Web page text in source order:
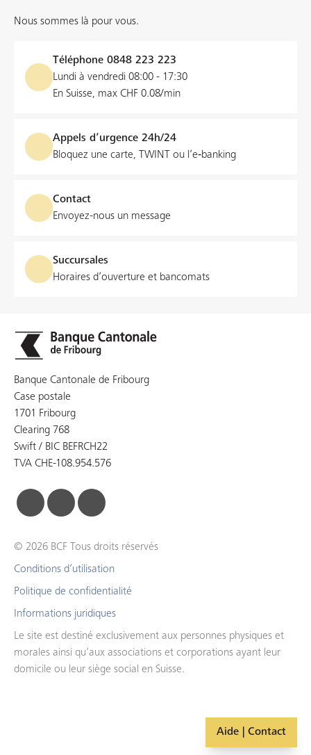
Nous sommes là pour vous.
Téléphone 0848 223 223
Lundi à vendredi 08:00 - 17:30
En Suisse, max CHF 0.08/min
Appels d’urgence 24h/24
Bloquez une carte, TWINT ou l’e‑banking
Contact
Envoyez-nous un message
Succursales
Horaires d’ouverture et bancomats
Banque Cantonale de Fribourg
Case postale
1701 Fribourg
Clearing 768
Swift / BIC BEFRCH22
TVA CHE-108.954.576
© 2026 BCF Tous droits réservés
Conditions d’utilisation
Politique de confidentialité
Informations juridiques
Le site est destiné exclusivement aux personnes physiques et
morales ainsi qu’aux associations et corporations ayant leur
domicile ou leur siège social en Suisse.
Aide | Contact